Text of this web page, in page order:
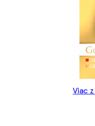
Viac